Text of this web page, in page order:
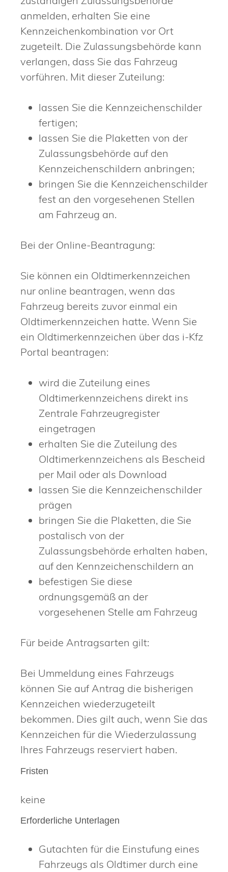
anmelden, erhalten Sie eine
Kennzeichenkombination vor Ort
zugeteilt. Die Zulassungsbehörde kann
verlangen, dass Sie das Fahrzeug
vorführen. Mit dieser Zuteilung:
lassen Sie die Kennzeichenschilder
fertigen;
lassen Sie die Plaketten von der
Zulassungsbehörde auf den
Kennzeichenschildern anbringen;
bringen Sie die Kennzeichenschilder
fest an den vorgesehenen Stellen
am Fahrzeug an.
Bei der Online-Beantragung:
Sie können ein Oldtimerkennzeichen
nur online beantragen, wenn das
Fahrzeug bereits zuvor einmal ein
Oldtimerkennzeichen hatte. Wenn Sie
ein Oldtimerkennzeichen über das i-Kfz
Portal beantragen:
wird die Zuteilung eines
Oldtimerkennzeichens direkt ins
Zentrale Fahrzeugregister
eingetragen
erhalten Sie die Zuteilung des
Oldtimerkennzeichens als Bescheid
per Mail oder als Download
lassen Sie die Kennzeichenschilder
prägen
bringen Sie die Plaketten, die Sie
postalisch von der
Zulassungsbehörde erhalten haben,
auf den Kennzeichenschildern an
befestigen Sie diese
ordnungsgemäß an der
vorgesehenen Stelle am Fahrzeug
Für beide Antragsarten gilt:
Bei Ummeldung eines Fahrzeugs
können Sie auf Antrag die bisherigen
Kennzeichen wiederzugeteilt
bekommen. Dies gilt auch, wenn Sie das
Kennzeichen für die Wiederzulassung
Ihres Fahrzeugs reserviert haben.
Fristen
keine
Erforderliche Unterlagen
Gutachten für die Einstufung eines
Fahrzeugs als Oldtimer durch eine